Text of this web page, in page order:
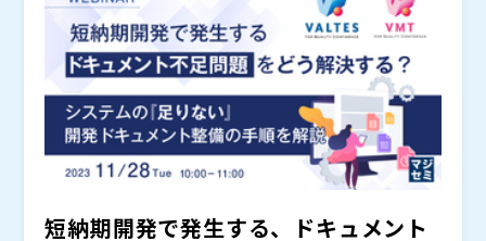
まれるお客様は多い状況であると認識しています。 事
実、当該状況におけるAgile開発の促進には様々な課題
があり、Agile化を断念されるケースは多く見受けられ
ます。
的な事例を用いてご紹介します。 皆様の解決に役立て
ば幸いです。
NTTデータ先端技術株式会社（
株式会社オープンソース活用研究所（） マジセミ株式
会社（）
短納期開発で発生する、ドキュメント